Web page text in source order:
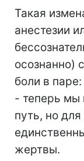
Такая
анестезии
осознанно)
боли в
- теперь мы
путь, но
жертвы.